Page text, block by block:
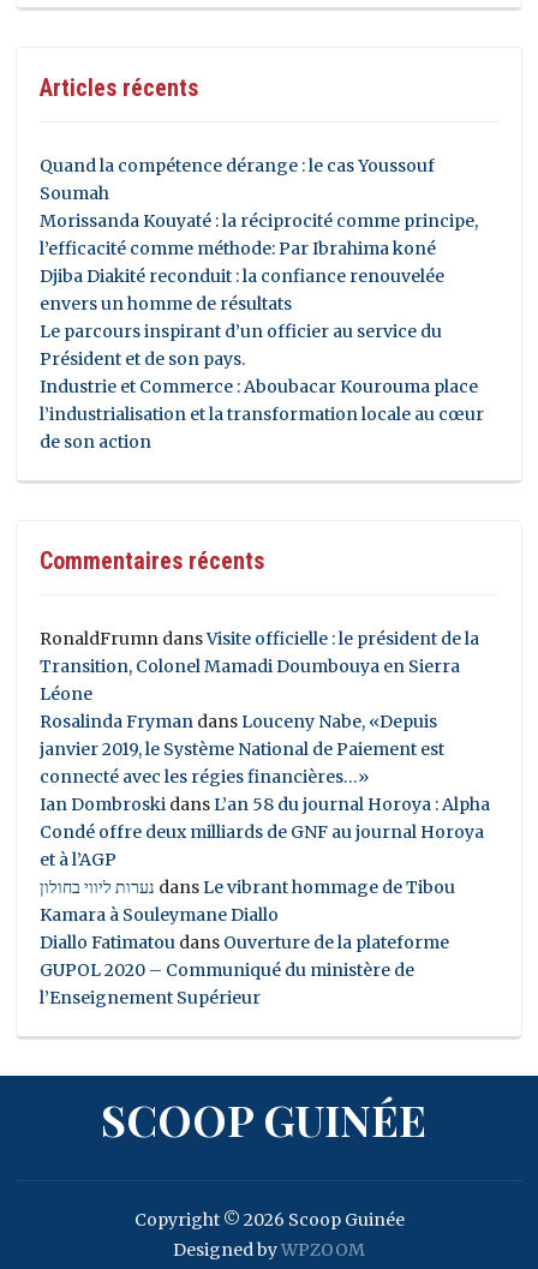
Articles récents
Quand la compétence dérange : le cas Youssouf
Soumah
Morissanda Kouyaté : la réciprocité comme principe,
l’efficacité comme méthode: Par Ibrahima koné
Djiba Diakité reconduit : la confiance renouvelée
envers un homme de résultats
Le parcours inspirant d’un officier au service du
Président et de son pays.
Industrie et Commerce : Aboubacar Kourouma place
l’industrialisation et la transformation locale au cœur
de son action
Commentaires récents
RonaldFrumn dansVisite officielle : le président de la
Transition, Colonel Mamadi Doumbouya en Sierra
Léone
Rosalinda Fryman dansLouceny Nabe, «Depuis
janvier 2019, le Système National de Paiement est
connecté avec les régies financières…»
Ian Dombroski dansL’an 58 du journal Horoya : Alpha
Condé offre deux milliards de GNF au journal Horoya
et à l’AGP
נערות ליווי בחולון dansLe vibrant hommage de Tibou
Kamara à Souleymane Diallo
Diallo Fatimatou dans Ouverture de la plateforme
GUPOL 2020 – Communiqué du ministère de
l’Enseignement Supérieur
SCOOP GUINÉE
Copyright © 2026 Scoop Guinée
Designed byWPZOOM